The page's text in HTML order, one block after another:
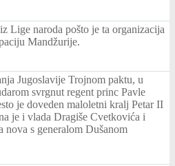
Lige naroda pošto je ta organizacija
Mandžurije.
Jugoslavije Trojnom paktu, u
svrgnut regent princ Pavle
je doveden maloletni kralj Petar II
je i vlada Dragiše Cvetkovića i
nova s generalom Dušanom